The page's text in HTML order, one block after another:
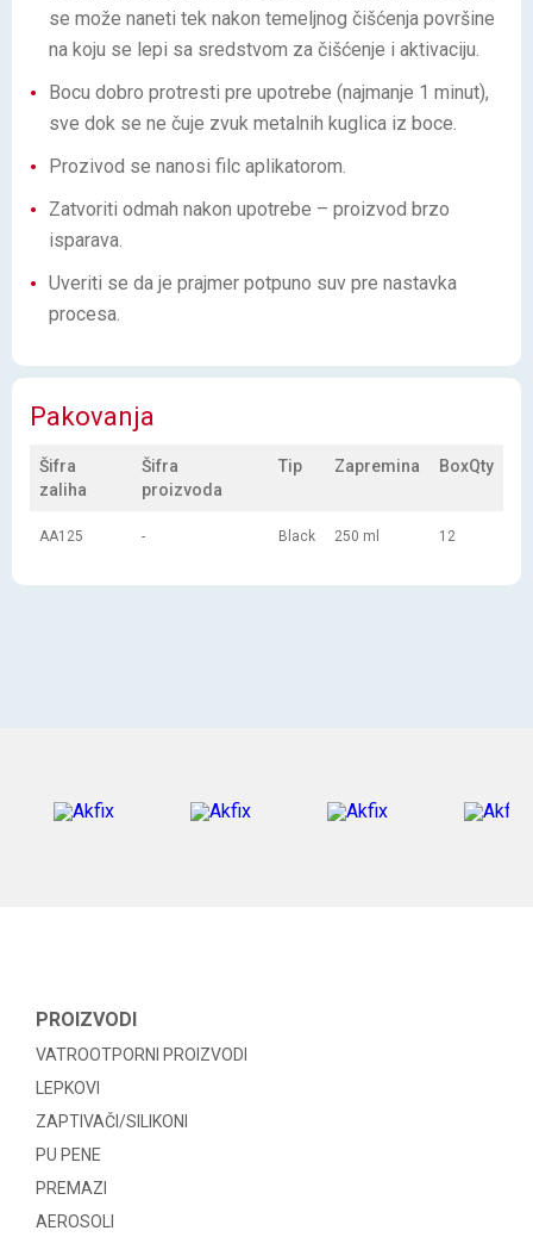
se može naneti tek nakon temeljnog čišćenja površine
na koju se lepi sa sredstvom za čišćenje i aktivaciju.
Bocu dobro protresti pre upotrebe (najmanje 1 minut),
sve dok se ne čuje zvuk metalnih kuglica iz boce.
Prozivod se nanosi filc aplikatorom.
Zatvoriti odmah nakon upotrebe – proizvod brzo
isparava.
Uveriti se da je prajmer potpuno suv pre nastavka
procesa.
Pakovanja
Šifra
zaliha
Šifra
proizvoda
Tip Zapremina BoxQty
AA125 - Black 250 ml 12
PROIZVODI
VATROOTPORNI PROIZVODI
LEPKOVI
ZAPTIVAČI/SILIKONI
PU PENE
PREMAZI
AEROSOLI